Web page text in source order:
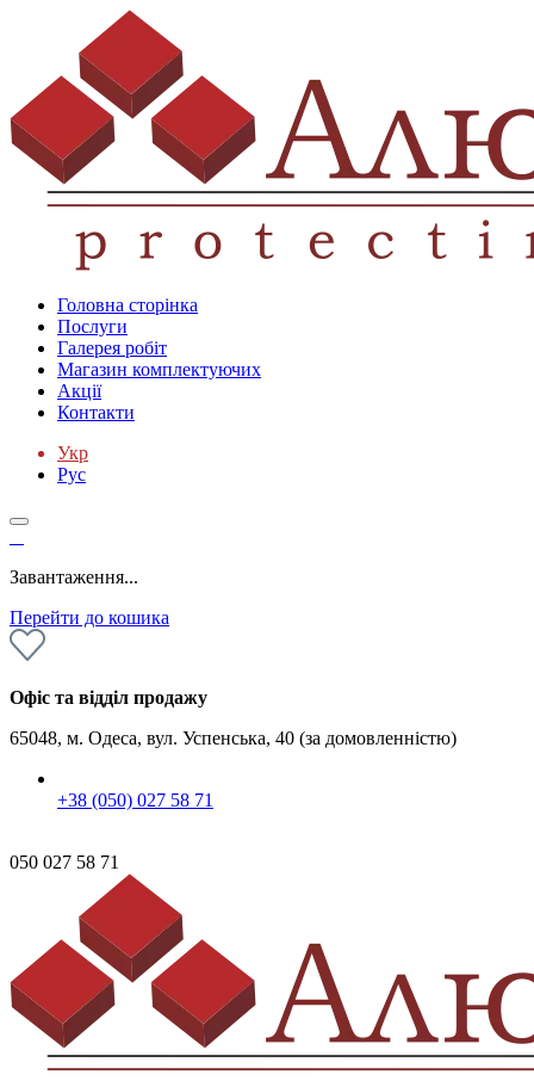
Головна сторінка
Послуги
Галерея робіт
Магазин комплектуючих
Акції
Контакти
Укр
Рус
Завантаження...
Перейти до кошика
Офіс та відділ продажу
65048, м. Одеса, вул. Успенська, 40 (за домовленністю)
+38 (050) 027 58 71
050 027 58 71